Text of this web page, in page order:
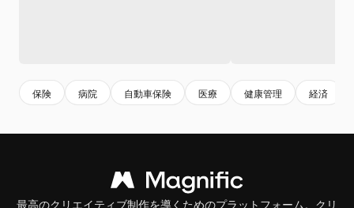
保険 病院 自動車保険 医療 健康管理 経済
最高のクリエイティブ制作を導くためのプラットフォーム。クリ